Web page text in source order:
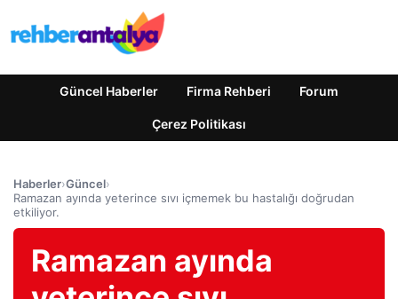
Güncel Haberler Firma Rehberi Forum
Çerez Politikası
Haberler›Güncel›
Ramazan ayında yeterince sıvı içmemek bu hastalığı doğrudan
etkiliyor.
Ramazan ayında